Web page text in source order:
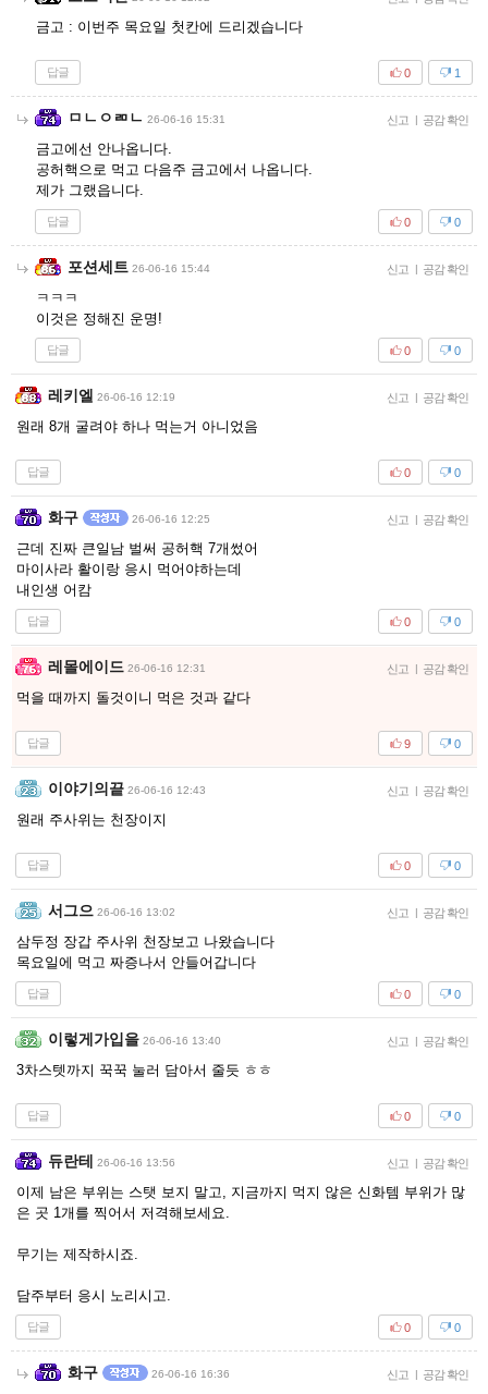
금고 : 이번주 목요일 첫칸에 드리겠습니다
답글 1
0
ㅁㄴㅇㄻㄴ 26-06-16 15:31 신고 | 공감 확인
금고에선 안나옵니다.
공허핵으로 먹고 다음주 금고에서 나옵니다.
제가 그랬읍니다.
답글 0
0
포션세트 26-06-16 15:44 신고 | 공감 확인
ㅋㅋㅋ
이것은 정해진 운명!
답글 0
0
레키엘 26-06-16 12:19 신고 | 공감 확인
원래 8개 굴려야 하나 먹는거 아니었음
답글 0
0
화구 26-06-16 12:25 신고 | 공감 확인
근데 진짜 큰일남 벌써 공허핵 7개썼어
마이사라 활이랑 응시 먹어야하는데
내인생 어캄
답글 0
0
레몰에이드 26-06-16 12:31 신고 | 공감 확인
먹을 때까지 돌것이니 먹은 것과 같다
답글 0
9
이야기의끝 26-06-16 12:43 신고 | 공감 확인
원래 주사위는 천장이지
답글 0
0
서그으 26-06-16 13:02 신고 | 공감 확인
삼두정 장갑 주사위 천장보고 나왔습니다
목요일에 먹고 짜증나서 안들어갑니다
답글 0
0
이렇게가입을 26-06-16 13:40 신고 | 공감 확인
3차스텟까지 꾹꾹 눌러 담아서 줄듯 ㅎㅎ
답글 0
0
듀란테 26-06-16 13:56 신고 | 공감 확인
이제 남은 부위는 스탯 보지 말고, 지금까지 먹지 않은 신화템 부위가 많
은 곳 1개를 찍어서 저격해보세요.
무기는 제작하시죠.
담주부터 응시 노리시고.
답글 0
0
화구 26-06-16 16:36 신고 | 공감 확인